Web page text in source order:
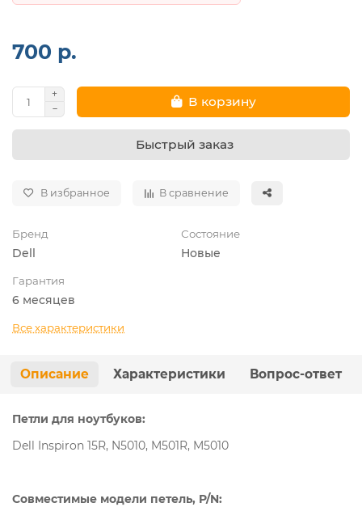
700 р.
В корзину
Быстрый заказ
В избранное В сравнение
Бренд
Dell
Состояние
Новые
Гарантия
6 месяцев
Все характеристики
Описание Характеристики Вопрос-ответ
Петли для ноутбуков:
Dell Inspiron 15R, N5010, M501R, M5010
Совместимые модели петель, P/N: